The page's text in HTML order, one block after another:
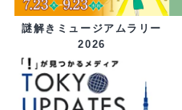
謎解きミュージアムラリー
2026